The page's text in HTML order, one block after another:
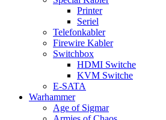
Printer
Seriel
Telefonkabler
Firewire Kabler
Switchbox
HDMI Switche
KVM Switche
E-SATA
Warhammer
Age of Sigmar